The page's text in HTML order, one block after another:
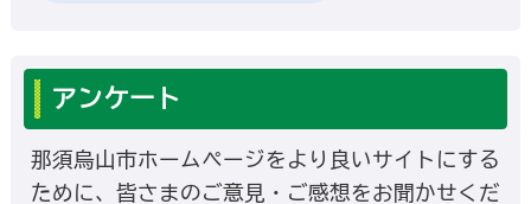
アンケート
那須烏山市ホームページをより良いサイトにする
ために、皆さまのご意見・ご感想をお聞かせくだ